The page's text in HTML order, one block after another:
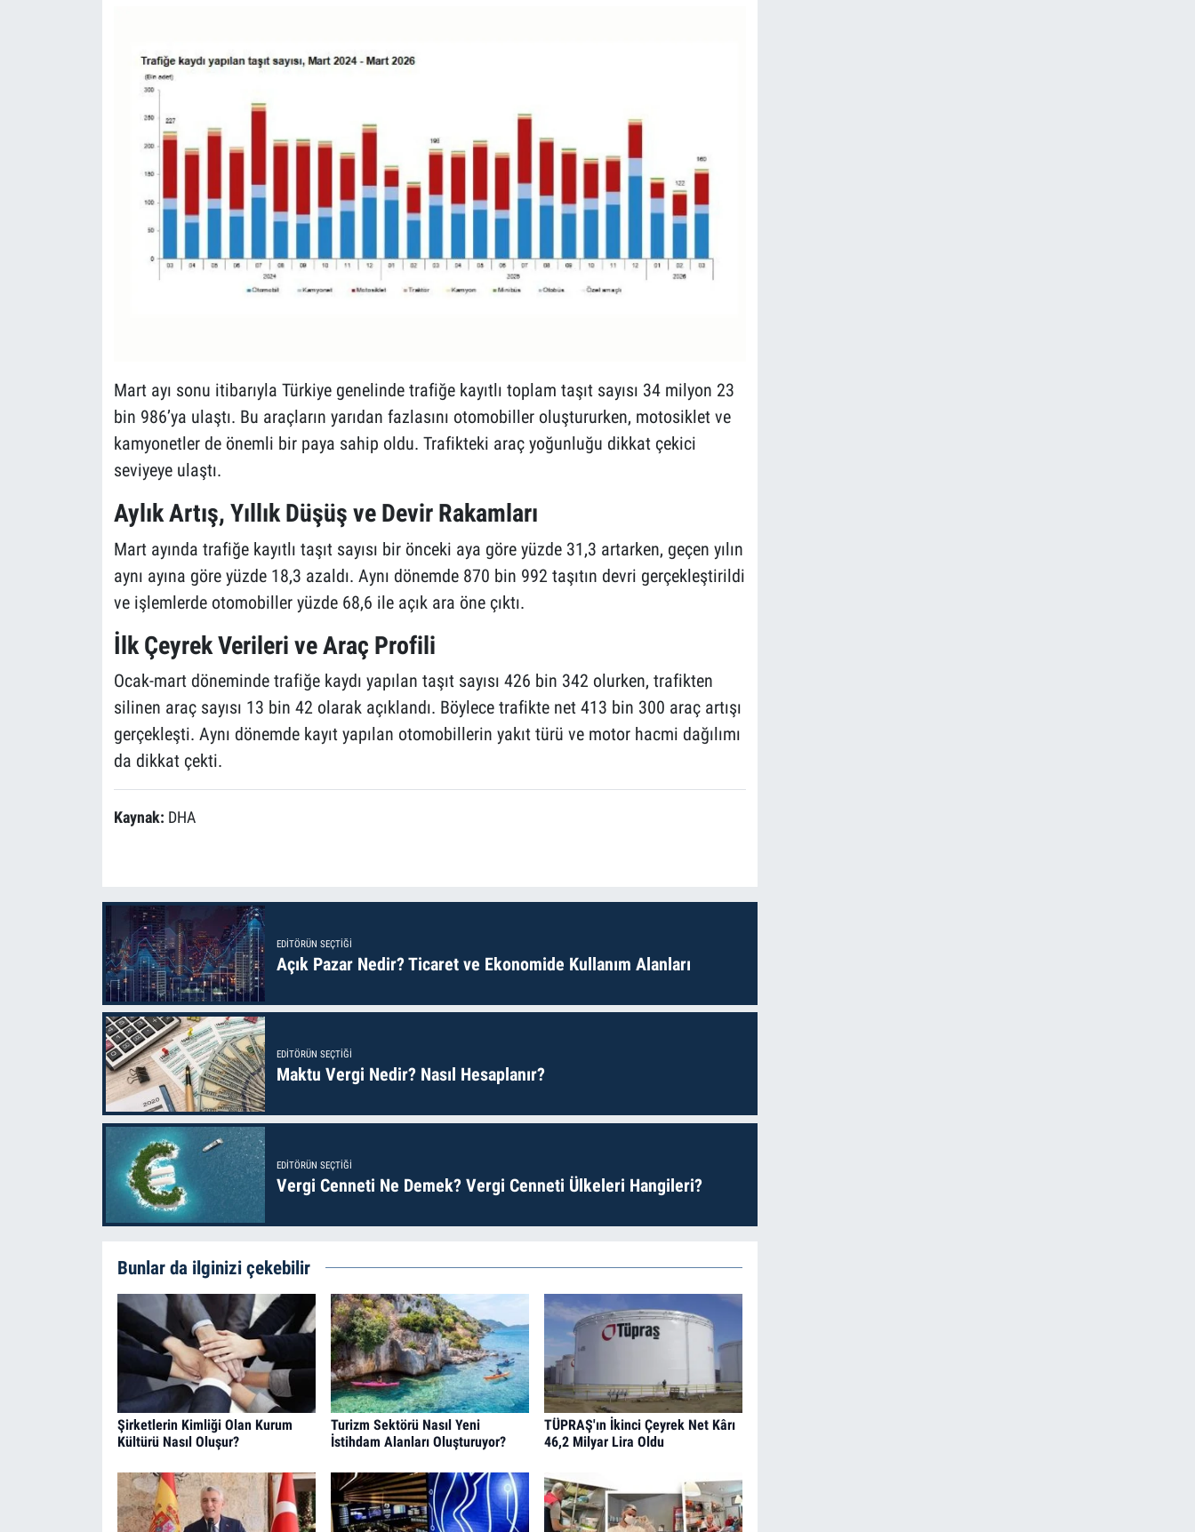
Mart ayı sonu itibarıyla Türkiye genelinde trafiğe kayıtlı toplam taşıt sayısı 34 milyon 23
bin 986’ya ulaştı. Bu araçların yarıdan fazlasını otomobiller oluştururken, motosiklet ve
kamyonetler de önemli bir paya sahip oldu. Trafikteki araç yoğunluğu dikkat çekici
seviyeye ulaştı.
Aylık Artış, Yıllık Düşüş ve Devir Rakamları
Mart ayında trafiğe kayıtlı taşıt sayısı bir önceki aya göre yüzde 31,3 artarken, geçen yılın
aynı ayına göre yüzde 18,3 azaldı. Aynı dönemde 870 bin 992 taşıtın devri gerçekleştirildi
ve işlemlerde otomobiller yüzde 68,6 ile açık ara öne çıktı.
İlk Çeyrek Verileri ve Araç Profili
Ocak-mart döneminde trafiğe kaydı yapılan taşıt sayısı 426 bin 342 olurken, trafikten
silinen araç sayısı 13 bin 42 olarak açıklandı. Böylece trafikte net 413 bin 300 araç artışı
gerçekleşti. Aynı dönemde kayıt yapılan otomobillerin yakıt türü ve motor hacmi dağılımı
da dikkat çekti.
Kaynak: DHA
EDITÖRÜN SEÇTIĞI
Açık Pazar Nedir? Ticaret ve Ekonomide Kullanım Alanları
EDITÖRÜN SEÇTIĞI
Maktu Vergi Nedir? Nasıl Hesaplanır?
EDITÖRÜN SEÇTIĞI
Vergi Cenneti Ne Demek? Vergi Cenneti Ülkeleri Hangileri?
Bunlar da ilginizi çekebilir
Şirketlerin Kimliği Olan Kurum
Kültürü Nasıl Oluşur?
Turizm Sektörü Nasıl Yeni
İstihdam Alanları Oluşturuyor?
TÜPRAŞ'ın İkinci Çeyrek Net Kârı
46,2 Milyar Lira Oldu